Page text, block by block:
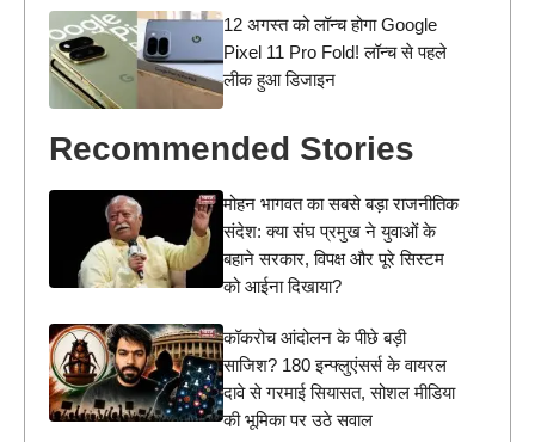
12 अगस्त को लॉन्च होगा Google
Pixel 11 Pro Fold! लॉन्च से पहले
लीक हुआ डिजाइन
Recommended Stories
मोहन भागवत का सबसे बड़ा राजनीतिक
संदेश: क्या संघ प्रमुख ने युवाओं के
बहाने सरकार, विपक्ष और पूरे सिस्टम
को आईना दिखाया?
कॉकरोच आंदोलन के पीछे बड़ी
साजिश? 180 इन्फ्लुएंसर्स के वायरल
दावे से गरमाई सियासत, सोशल मीडिया
की भूमिका पर उठे सवाल